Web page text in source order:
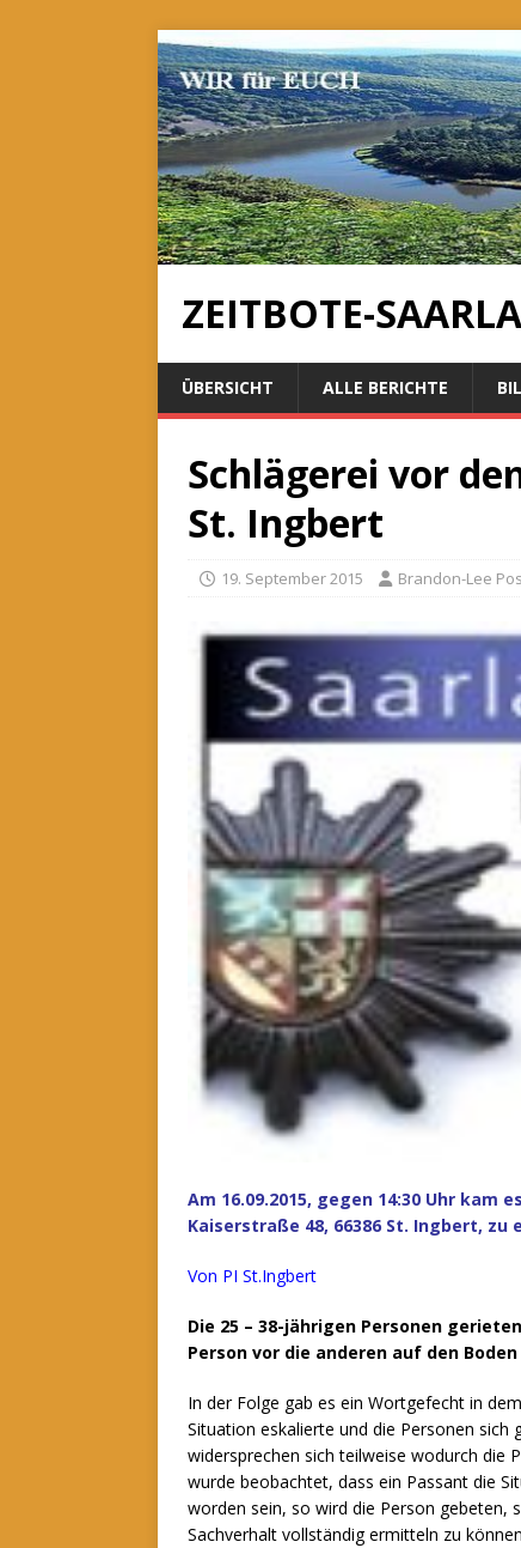
ZEITBOTE-
ÜBERSICHT ALLE BERICHTE
Schlägerei vor
St. Ingbert
19. September 2015 Brandon-Lee
Am 16.09.2015, gegen 14:30 Uhr kam
Kaiserstraße 48, 66386 St. Ingbert,
Von PI St.Ingbert
Die 25 – 38-jährigen Personen
Person vor die anderen auf den
In der Folge gab es ein Wortgefecht in
Situation eskalierte und die Personen sich
widersprechen sich teilweise wodurch die
wurde beobachtet, dass ein Passant die
worden sein, so wird die Person gebeten,
Sachverhalt vollständig ermitteln zu